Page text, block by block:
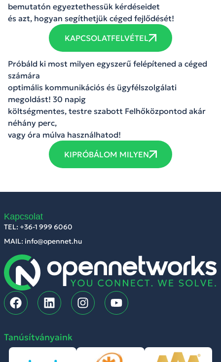
bemutatón egyeztethessük kérdéseidet
és azt, hogyan segíthetjük céged fejlődését!
KAPCSOLATFELVÉTEL
Próbáld ki most milyen egyszerű felépítened a céged
számára
optimális kommunikációs és ügyfélszolgálati
megoldást! 30 napig
költségmentes, testre szabott Felhőközpontod akár
néhány perc,
vagy óra múlva használhatod!
KIPRÓBÁLOM MILYEN
Kapcsolat
TEL: +36-1 999 6060
MAIL: info@opennet.hu
Tanúsítványaink